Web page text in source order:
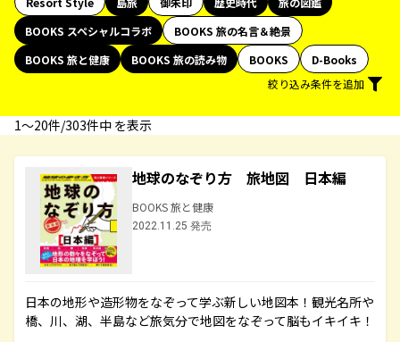
BOOKS スペシャルコラボ
BOOKS 旅の名言＆絶景
BOOKS 旅と健康
BOOKS 旅の読み物 BOOKS
D-Books
絞り込み条件を追加
1〜20件/303件中 を表示
地球のなぞり方 旅地図 日本編
BOOKS 旅と健康
2022.11.25 発売
日本の地形や造形物をなぞって学ぶ新しい地図本！観光名所や
橋、川、湖、半島など旅気分で地図をなぞって脳もイキイキ！